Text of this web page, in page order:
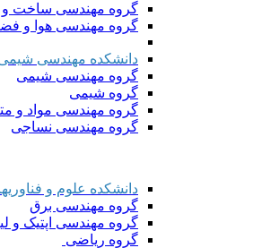
گروه مهندسی ساخت و
گروه مهندسی هوا و
دانشکده مهندسی شیمی
گروه مهندسی شیمی
گروه شیمی
گروه مهندسی مواد و
گروه مهندسی نساجی
دانشکده علوم و
گروه مهندسی برق
گروه مهندسی اپتیک و
گروه ریاضی